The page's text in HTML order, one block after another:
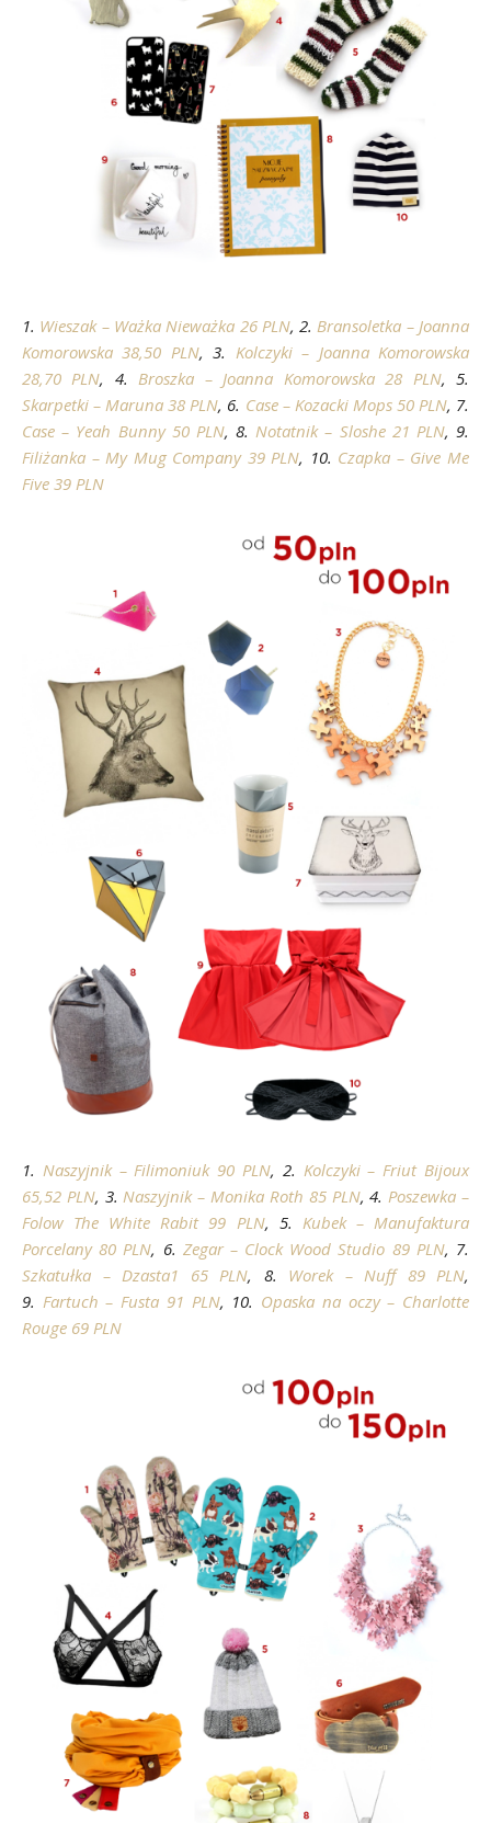
1. Wieszak – Ważka Nieważka 26 PLN, 2.Bransoletka – Joanna
Komorowska 38,50 PLN, 3. Kolczyki – Joanna Komorowska
28,70 PLN, 4.Broszka – Joanna Komorowska 28 PLN, 5.
Skarpetki – Maruna 38 PLN, 6. Case – Kozacki Mops 50 PLN, 7.
Case – Yeah Bunny 50 PLN, 8.Notatnik – Sloshe 21 PLN, 9.
Filiżanka – My Mug Company 39 PLN, 10. Czapka – Give Me
Five 39 PLN
1. Naszyjnik – Filimoniuk 90 PLN, 2. Kolczyki – Friut Bijoux
65,52 PLN, 3.Naszyjnik – Monika Roth 85 PLN, 4.Poszewka –
Folow The White Rabit 99 PLN, 5. Kubek – Manufaktura
Porcelany 80 PLN, 6. Zegar – Clock Wood Studio 89 PLN, 7.
Szkatułka – Dzasta1 65 PLN, 8. Worek – Nuff 89 PLN,
9. Fartuch – Fusta 91 PLN, 10. Opaska na oczy – Charlotte
Rouge 69 PLN